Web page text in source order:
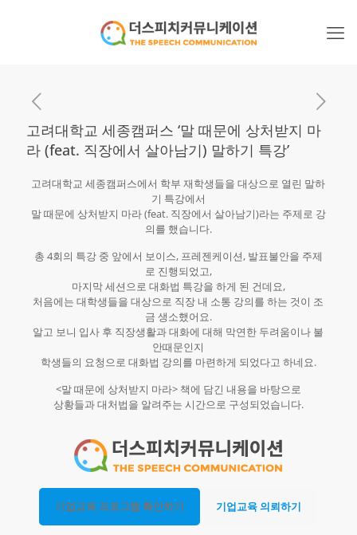
고려대학교 세종캠퍼스 ‘말 때문에 상처받지 마
라 (feat. 직장에서 살아남기) 말하기 특강’
고려대학교 세종캠퍼스에서 학부 재학생들을 대상으로 열린 말하
기 특강에서
말 때문에 상처받지 마라 (feat. 직장에서 살아남기)라는 주제로 강
의를 했습니다.​
총 4회의 특강 중 앞에서 보이스, 프레젠케이션, 발표불안을 주제
로 진행되었고,
마지막 세션으로 대화법 특강을 하게 된 건데요,
처음에는 대학생들을 대상으로 직장 내 소통 강의를 하는 것이 조
금 생소했어요.
알고 보니 입사 후 직장생활과 대화에 대해 막연한 두려움이나 불
안때문인지
학생들의 요청으로 대화법 강의를 마련하게 되었다고 하네요.
<말 때문에 상처받지 마라> 책에 담긴 내용을 바탕으로
상황들과 대처법을 알려주는 시간으로 구성되었습니다.
기업교육 프로그램 확인하기 기업교육 의뢰하기